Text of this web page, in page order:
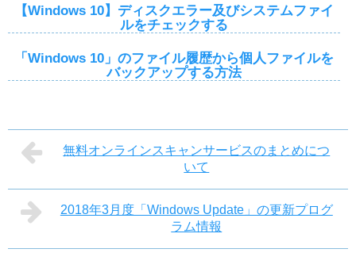
【Windows 10】ディスクエラー及びシステムファイ
ルをチェックする
「Windows 10」のファイル履歴から個人ファイルを
バックアップする方法
無料オンラインスキャンサービスのまとめにつ
いて
2018年3月度「Windows Update」の更新プログ
ラム情報